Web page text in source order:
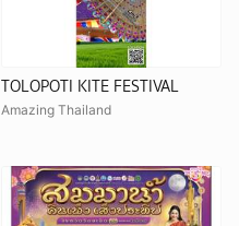
TOLOPOTI KITE FESTIVAL
Amazing Thailand